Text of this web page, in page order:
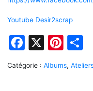
Youtube Desir2scrap
Facebook
X
Catégorie : Albums,